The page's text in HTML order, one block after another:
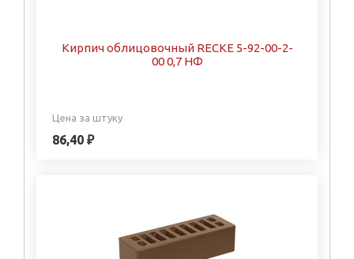
Кирпич облицовочный RECKE 5-92-00-2-
00 0,7 НФ
Цена за штуку
86,40 ₽